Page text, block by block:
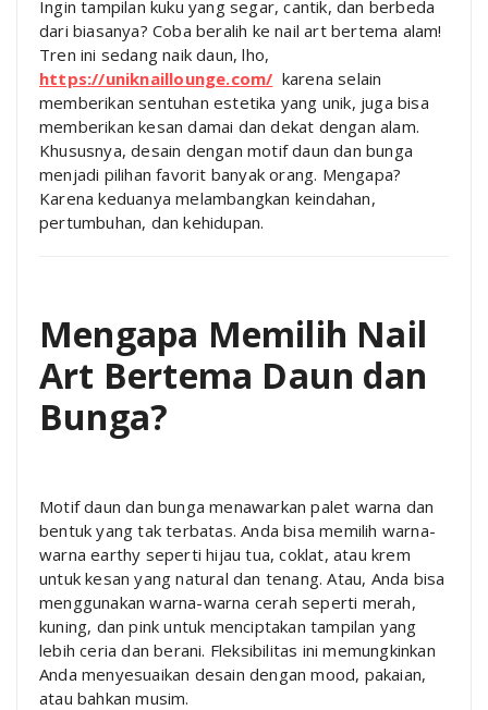
Ingin tampilan kuku yang segar, cantik, dan berbeda
dari biasanya? Coba beralih ke nail art bertema alam!
Tren ini sedang naik daun, lho,
https://uniknaillounge.com/ karena selain
memberikan sentuhan estetika yang unik, juga bisa
memberikan kesan damai dan dekat dengan alam.
Khususnya, desain dengan motif daun dan bunga
menjadi pilihan favorit banyak orang. Mengapa?
Karena keduanya melambangkan keindahan,
pertumbuhan, dan kehidupan.
Mengapa Memilih Nail
Art Bertema Daun dan
Bunga?
Motif daun dan bunga menawarkan palet warna dan
bentuk yang tak terbatas. Anda bisa memilih warna-
warna earthy seperti hijau tua, coklat, atau krem
untuk kesan yang natural dan tenang. Atau, Anda bisa
menggunakan warna-warna cerah seperti merah,
kuning, dan pink untuk menciptakan tampilan yang
lebih ceria dan berani. Fleksibilitas ini memungkinkan
Anda menyesuaikan desain dengan mood, pakaian,
atau bahkan musim.